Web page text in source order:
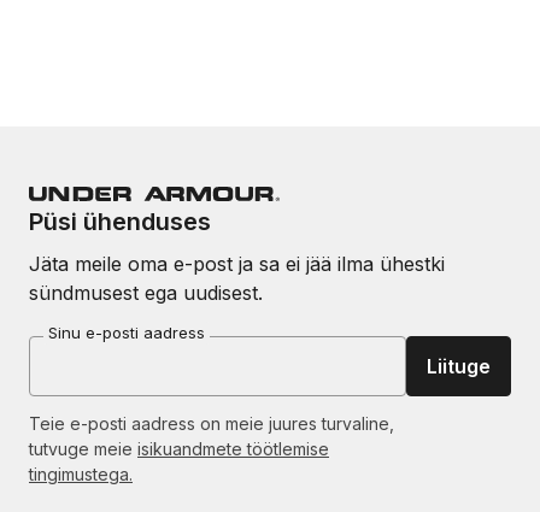
Püsi ühenduses
Jäta meile oma e-post ja sa ei jää ilma ühestki
sündmusest ega uudisest.
Sinu e-posti aadress
Liituge
Teie e-posti aadress on meie juures turvaline,
tutvuge meie isikuandmete töötlemise
tingimustega.